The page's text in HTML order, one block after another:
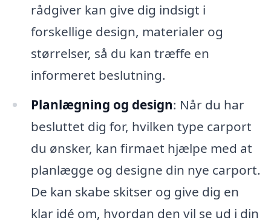
rådgiver kan give dig indsigt i
forskellige design, materialer og
størrelser, så du kan træffe en
informeret beslutning.
Planlægning og design: Når du har
besluttet dig for, hvilken type carport
du ønsker, kan firmaet hjælpe med at
planlægge og designe din nye carport.
De kan skabe skitser og give dig en
klar idé om, hvordan den vil se ud i din